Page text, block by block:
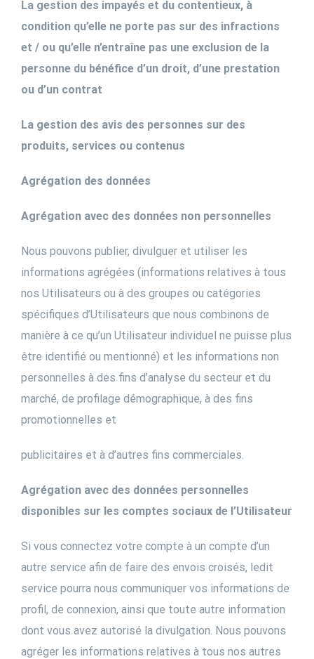
La gestion des impayés et du contentieux, à
condition qu’elle ne porte pas sur des infractions
et / ou qu’elle n’entraîne pas une exclusion de la
personne du bénéfice d’un droit, d’une prestation
ou d’un contrat
La gestion des avis des personnes sur des
produits, services ou contenus
Agrégation des données
Agrégation avec des données non personnelles
Nous pouvons publier, divulguer et utiliser les
informations agrégées (informations relatives à tous
nos Utilisateurs ou à des groupes ou catégories
spécifiques d’Utilisateurs que nous combinons de
manière à ce qu’un Utilisateur individuel ne puisse plus
être identifié ou mentionné) et les informations non
personnelles à des fins d’analyse du secteur et du
marché, de profilage démographique, à des fins
promotionnelles et
publicitaires et à d’autres fins commerciales.
Agrégation avec des données personnelles
disponibles sur les comptes sociaux de l’Utilisateur
Si vous connectez votre compte à un compte d’un
autre service afin de faire des envois croisés, ledit
service pourra nous communiquer vos informations de
profil, de connexion, ainsi que toute autre information
dont vous avez autorisé la divulgation. Nous pouvons
agréger les informations relatives à tous nos autres